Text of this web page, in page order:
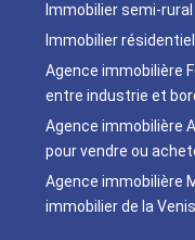
Immobilier semi-
Immobilier
Agence immobilière
entre industrie et
Agence immobilière
pour vendre ou
Agence immobilière
immobilier de la